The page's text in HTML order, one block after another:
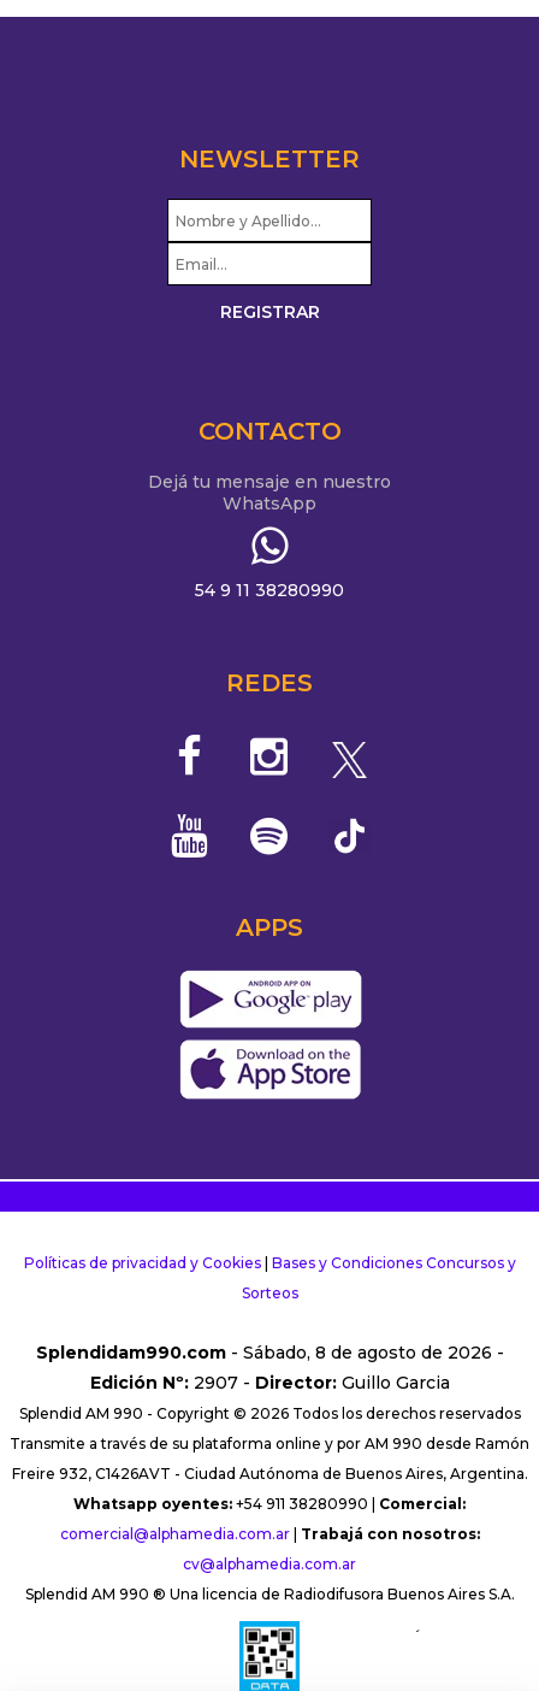
NEWSLETTER
CONTACTO
Dejá tu mensaje en nuestro
WhatsApp
54 9 11 38280990
REDES
APPS
Políticas de privacidad y Cookies| Bases y Condiciones Concursos y
Sorteos
Splendidam990.com- Sábado, 8 de agosto de 2026 -
Edición Nº:2907 - Director:Guillo Garcia
Splendid AM 990 - Copyright © 2026 Todos los derechos reservados
Transmite a través de su plataforma online y por AM 990 desde Ramón
Freire 932, C1426AVT - Ciudad Autónoma de Buenos Aires, Argentina.
Whatsapp oyentes: +54 911 38280990 | Comercial:
comercial@alphamedia.com.ar| Trabajá con nosotros:
cv@alphamedia.com.ar
Splendid AM 990 ® Una licencia de Radiodifusora Buenos Aires S.A.
´